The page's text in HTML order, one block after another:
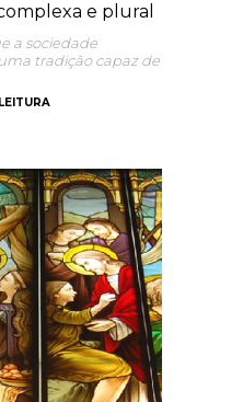
e plural
a sociedade
tradição capaz de